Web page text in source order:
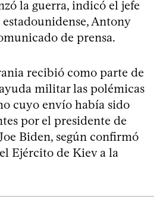
la guerra, indicó el jefe
Antony
de prensa.
recibió como parte de
militar las polémicas
cuyo envío había sido
por el presidente de
Biden, según confirmó
Ejército de Kiev a la